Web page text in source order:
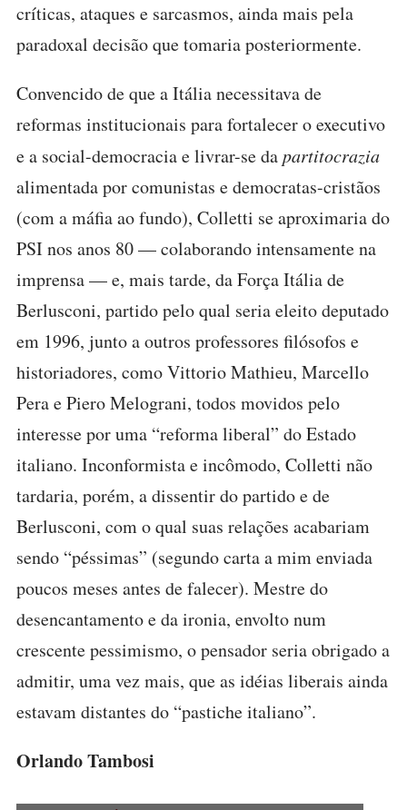
críticas, ataques e sarcasmos, ainda mais pela
paradoxal decisão que tomaria posteriormente.
Convencido de que a Itália necessitava de
reformas institucionais para fortalecer o executivo
e a social-democracia e livrar-se dapartitocrazia
alimentada por comunistas e democratas-cristãos
(com a máfia ao fundo), Colletti se aproximaria do
PSI nos anos 80 — colaborando intensamente na
imprensa — e, mais tarde, da Força Itália de
Berlusconi, partido pelo qual seria eleito deputado
em 1996, junto a outros professores filósofos e
historiadores, como Vittorio Mathieu, Marcello
Pera e Piero Melograni, todos movidos pelo
interesse por uma “reforma liberal” do Estado
italiano. Inconformista e incômodo, Colletti não
tardaria, porém, a dissentir do partido e de
Berlusconi, com o qual suas relações acabariam
sendo “péssimas” (segundo carta a mim enviada
poucos meses antes de falecer). Mestre do
desencantamento e da ironia, envolto num
crescente pessimismo, o pensador seria obrigado a
admitir, uma vez mais, que as idéias liberais ainda
estavam distantes do “pastiche italiano”.
Orlando Tambosi